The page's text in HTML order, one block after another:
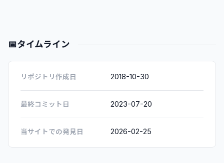
📅タイムライン
リポジトリ作成日 2018-10-30
最終コミット日 2023-07-20
当サイトでの発見日 2026-02-25